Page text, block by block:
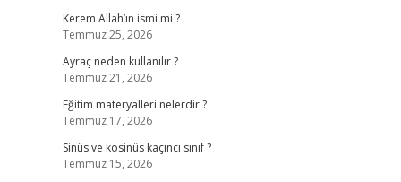
Kerem Allah’ın ismi mi ?
Temmuz 25, 2026
Ayraç neden kullanılır ?
Temmuz 21, 2026
Eğitim materyalleri nelerdir ?
Temmuz 17, 2026
Sinüs ve kosinüs kaçıncı sınıf ?
Temmuz 15, 2026